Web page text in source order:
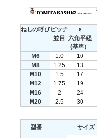
ねじの呼び ピッチ
並目
ｓ
六角平経
(基準）
M6
1.0 10
M8
1.25 13
M10
1.5 17
M12
1.75 19
M16
2 24
M20
2.5 30
型番 サイズ